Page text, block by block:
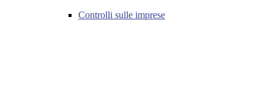
Controlli sulle imprese